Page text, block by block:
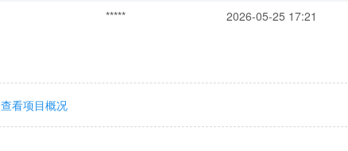
***** 2026-05-25 17:21
查看项目概况